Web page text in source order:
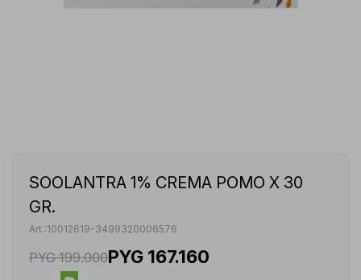
SOOLANTRA 1% CREMA POMO X 30
GR.
10012619-3499320006576
PYG 199.000PYG 167.160